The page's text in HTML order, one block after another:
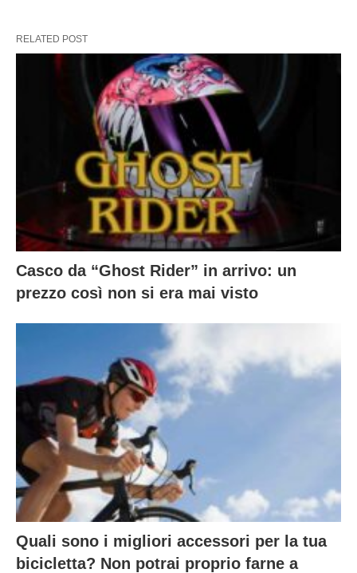
RELATED POST
Casco da “Ghost Rider” in arrivo: un
prezzo così non si era mai visto
Quali sono i migliori accessori per la tua
bicicletta? Non potrai proprio farne a